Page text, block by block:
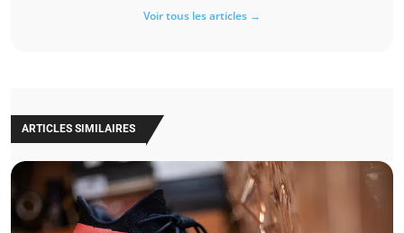
Voir tous les articles →
ARTICLES SIMILAIRES